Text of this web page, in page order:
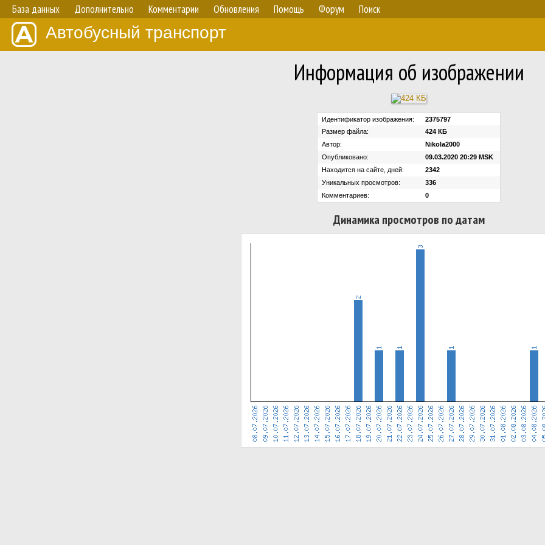
База данных Дополнительно Комментарии Обновления Помощь Форум Поиск
Автобусный транспорт
Информация об изображении
Идентификатор изображения:
2375797
Размер файла:
424 КБ
Автор:
Nikola2000
Опубликовано:
09.03.2020 20:29 MSK
Находится на сайте, дней:
2342
Уникальных просмотров:
336
Комментариев:
0
Динамика просмотров по датам